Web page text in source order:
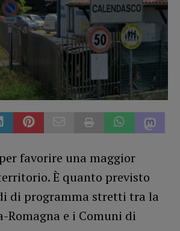
favorire una maggior
È quanto previsto
di programma stretti tra la
Romagna e i Comuni di